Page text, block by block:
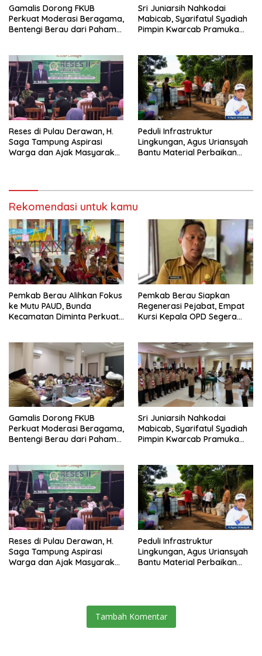
Gamalis Dorong FKUB
Perkuat Moderasi Beragama,
Bentengi Berau dari Paham
Sri Juniarsih Nahkodai
Mabicab, Syarifatul Syadiah
Pimpin Kwarcab Pramuka
Reses di Pulau Derawan, H.
Saga Tampung Aspirasi
Warga dan Ajak Masyarakat
Peduli Infrastruktur
Lingkungan, Agus Uriansyah
Bantu Material Perbaikan
Rekomendasi untuk kamu
Pemkab Berau Alihkan Fokus
ke Mutu PAUD, Bunda
Kecamatan Diminta Perkuat
Pemkab Berau Siapkan
Regenerasi Pejabat, Empat
Kursi Kepala OPD Segera
Gamalis Dorong FKUB
Perkuat Moderasi Beragama,
Bentengi Berau dari Paham
Sri Juniarsih Nahkodai
Mabicab, Syarifatul Syadiah
Pimpin Kwarcab Pramuka
Reses di Pulau Derawan, H.
Saga Tampung Aspirasi
Warga dan Ajak Masyarakat
Peduli Infrastruktur
Lingkungan, Agus Uriansyah
Bantu Material Perbaikan
Tambah Komentar